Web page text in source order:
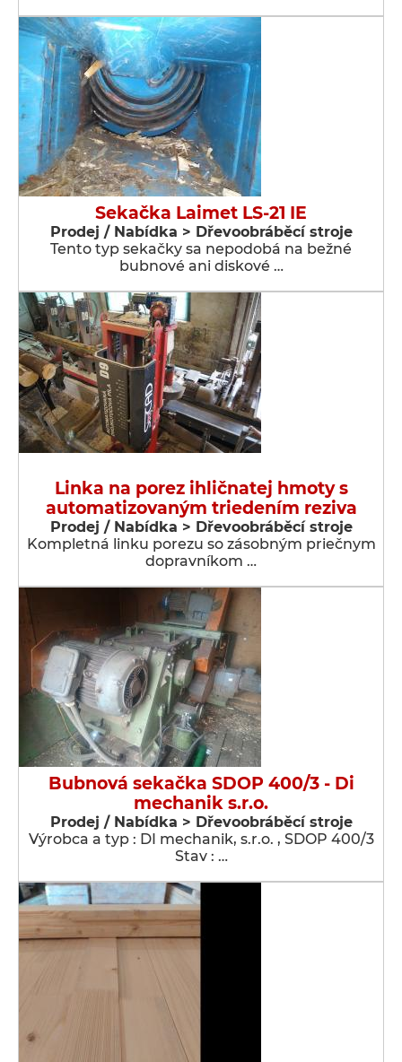
Sekačka Laimet LS-21 IE
Prodej / Nabídka > Dřevoobráběcí stroje
Tento typ sekačky sa nepodobá na bežné
bubnové ani diskové …
Linka na porez ihličnatej hmoty s
automatizovaným triedením reziva
Prodej / Nabídka > Dřevoobráběcí stroje
Kompletná linku porezu so zásobným priečnym
dopravníkom …
Bubnová sekačka SDOP 400/3 - Di
mechanik s.r.o.
Prodej / Nabídka > Dřevoobráběcí stroje
Výrobca a typ : DI mechanik, s.r.o. , SDOP 400/3
Stav : …